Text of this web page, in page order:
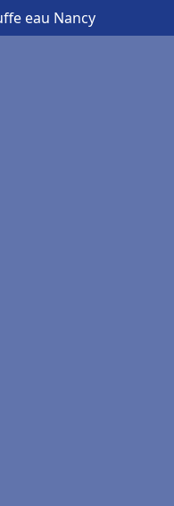
eau Nancy